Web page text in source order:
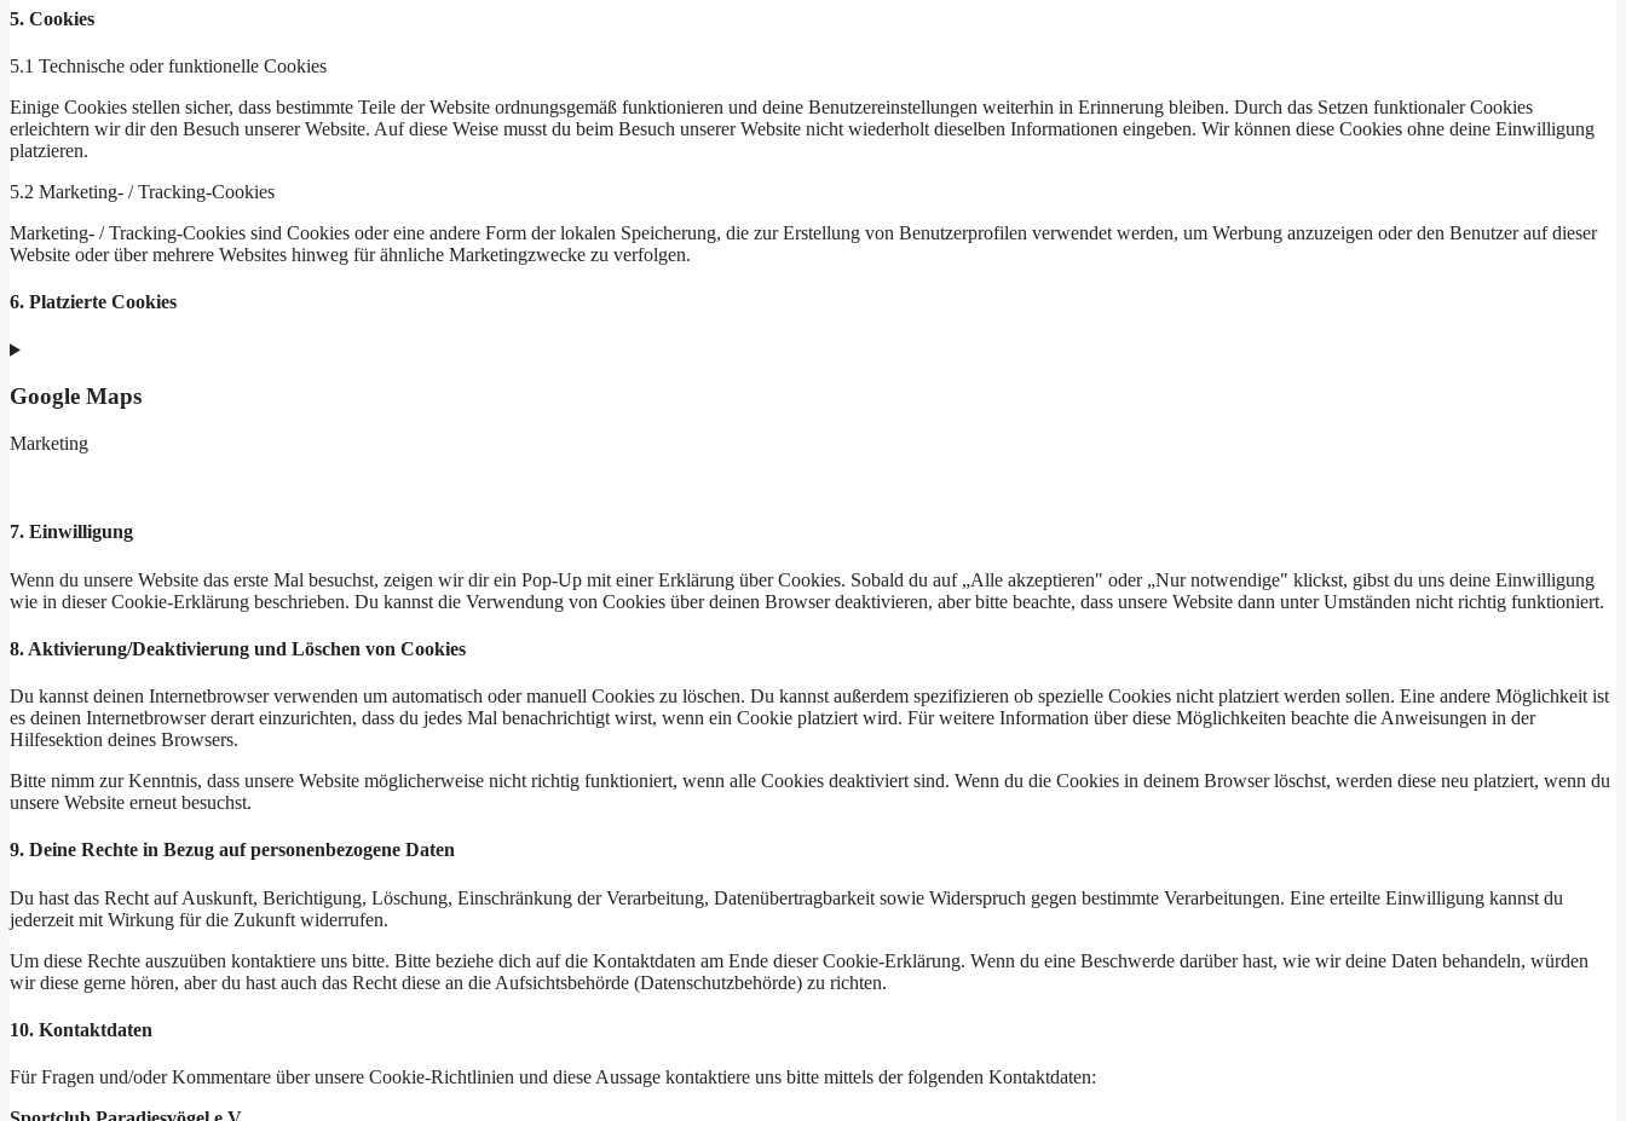
5. Cookies
5.1 Technische oder funktionelle Cookies
Einige Cookies stellen sicher, dass bestimmte Teile der Website ordnungsgemäß funktionieren und deine Benutzereinstellungen weiterhin in Erinnerung bleiben. Durch das Setzen funktionaler Cookies
erleichtern wir dir den Besuch unserer Website. Auf diese Weise musst du beim Besuch unserer Website nicht wiederholt dieselben Informationen eingeben. Wir können diese Cookies ohne deine Einwilligung
platzieren.
5.2 Marketing- / Tracking-Cookies
Marketing- / Tracking-Cookies sind Cookies oder eine andere Form der lokalen Speicherung, die zur Erstellung von Benutzerprofilen verwendet werden, um Werbung anzuzeigen oder den Benutzer auf dieser
Website oder über mehrere Websites hinweg für ähnliche Marketingzwecke zu verfolgen.
6. Platzierte Cookies
Google Maps
Marketing
7. Einwilligung
Wenn du unsere Website das erste Mal besuchst, zeigen wir dir ein Pop-Up mit einer Erklärung über Cookies. Sobald du auf „Alle akzeptieren" oder „Nur notwendige" klickst, gibst du uns deine Einwilligung
wie in dieser Cookie-Erklärung beschrieben. Du kannst die Verwendung von Cookies über deinen Browser deaktivieren, aber bitte beachte, dass unsere Website dann unter Umständen nicht richtig funktioniert.
8. Aktivierung/Deaktivierung und Löschen von Cookies
Du kannst deinen Internetbrowser verwenden um automatisch oder manuell Cookies zu löschen. Du kannst außerdem spezifizieren ob spezielle Cookies nicht platziert werden sollen. Eine andere Möglichkeit ist
es deinen Internetbrowser derart einzurichten, dass du jedes Mal benachrichtigt wirst, wenn ein Cookie platziert wird. Für weitere Information über diese Möglichkeiten beachte die Anweisungen in der
Hilfesektion deines Browsers.
Bitte nimm zur Kenntnis, dass unsere Website möglicherweise nicht richtig funktioniert, wenn alle Cookies deaktiviert sind. Wenn du die Cookies in deinem Browser löschst, werden diese neu platziert, wenn du
unsere Website erneut besuchst.
9. Deine Rechte in Bezug auf personenbezogene Daten
Du hast das Recht auf Auskunft, Berichtigung, Löschung, Einschränkung der Verarbeitung, Datenübertragbarkeit sowie Widerspruch gegen bestimmte Verarbeitungen. Eine erteilte Einwilligung kannst du
jederzeit mit Wirkung für die Zukunft widerrufen.
Um diese Rechte auszuüben kontaktiere uns bitte. Bitte beziehe dich auf die Kontaktdaten am Ende dieser Cookie-Erklärung. Wenn du eine Beschwerde darüber hast, wie wir deine Daten behandeln, würden
wir diese gerne hören, aber du hast auch das Recht diese an die Aufsichtsbehörde (Datenschutzbehörde) zu richten.
10. Kontaktdaten
Für Fragen und/oder Kommentare über unsere Cookie-Richtlinien und diese Aussage kontaktiere uns bitte mittels der folgenden Kontaktdaten: